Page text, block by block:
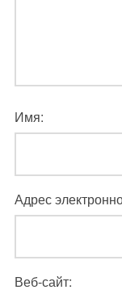
Имя:
Адрес
Веб-сайт: